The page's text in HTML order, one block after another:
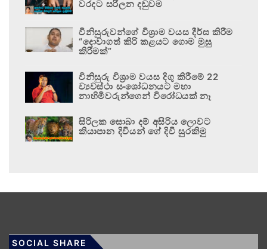
වරදට සරිලන දඬුවම
විනිසුරුවන්ගේ විශ්‍රාම වයස දීර්ඝ කිරීම
“දොවාගත් කිරි කළයට ගොම මුසු
කිරීමක්”
විනිසුරු විශ්‍රාම වයස දිගු කිරීමේ 22
ව්‍යවස්ථා සංශෝධනයට මහා
නාහිමිවරුන්ගෙන් විරෝධයක් නෑ
සිරිලක සොබා දම් අසිරිය ලොවට
කියාපාන දිවියන් ගේ දිවි සුරකිමු
SOCIAL SHARE